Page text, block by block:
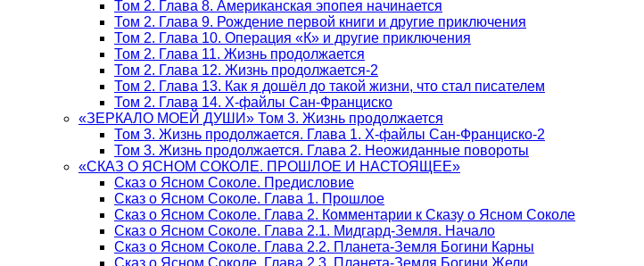
Том 2. Глава 8. Американская эпопея начинается
Том 2. Глава 9. Рождение первой книги и другие приключения
Том 2. Глава 10. Операция «К» и другие приключения
Том 2. Глава 11. Жизнь продолжается
Том 2. Глава 12. Жизнь продолжается-2
Том 2. Глава 13. Как я дошёл до такой жизни, что стал писателем
Том 2. Глава 14. Х-файлы Сан-Франциско
«ЗЕРКАЛО МОЕЙ ДУШИ» Том 3. Жизнь продолжается
Том 3. Жизнь продолжается. Глава 1. Х-файлы Сан-Франциско-2
Том 3. Жизнь продолжается. Глава 2. Неожиданные повороты
«СКАЗ О ЯСНОМ СОКОЛЕ. ПРОШЛОЕ И НАСТОЯЩЕЕ»
Сказ о Ясном Соколе. Предисловие
Сказ о Ясном Соколе. Глава 1. Прошлое
Сказ о Ясном Соколе. Глава 2. Комментарии к Сказу о Ясном Соколе
Сказ о Ясном Соколе. Глава 2.1. Мидгард-Земля. Начало
Сказ о Ясном Соколе. Глава 2.2. Планета-Земля Богини Карны
Сказ о Ясном Соколе. Глава 2.3. Планета-Земля Богини Жели